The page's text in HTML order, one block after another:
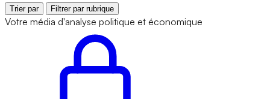
Trier par Filtrer par rubrique
Votre média d'analyse politique et économique